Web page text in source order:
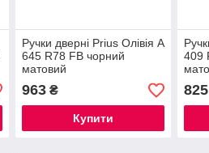
Ручки дверні Prius Олівія А
645 R78 FB чорний
матовий
963₴
Купити
409
825